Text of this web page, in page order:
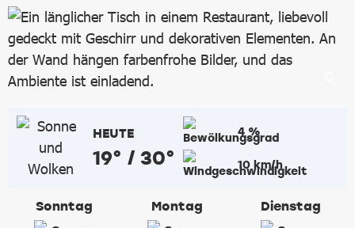
HEUTE
19° / 30°
4 %
10 km/h
Sonntag Montag Dienstag